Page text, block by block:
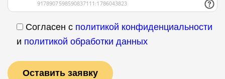
Согласен с политикой конфиденциальности
и политикой обработки данных